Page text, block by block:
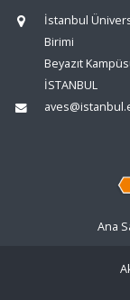
İstanbul
Birimi
Beyazıt
İSTANBUL
Ana